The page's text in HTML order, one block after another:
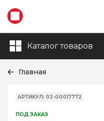
Каталог товаров
Главная
АРТИКУЛ: 02-00017772
ПОД ЗАКАЗ